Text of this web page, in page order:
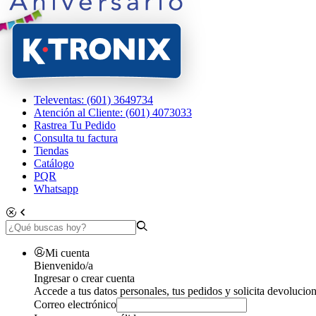
Televentas: (601) 3649734
Atención al Cliente: (601) 4073033
Rastrea Tu Pedido
Consulta tu factura
Tiendas
Catálogo
PQR
Whatsapp
Mi cuenta
Bienvenido/a
Ingresar o crear cuenta
Accede a tus datos personales, tus pedidos y solicita
Correo electrónico